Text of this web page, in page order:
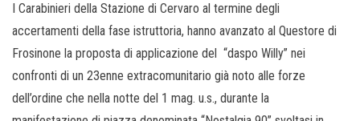
I Carabinieri della Stazione di Cervaro al termine degli
accertamenti della fase istruttoria, hanno avanzato al Questore di
Frosinone la proposta di applicazione del “daspo Willy” nei
confronti di un 23enne extracomunitario già noto alle forze
dell’ordine che nella notte del 1 mag. u.s., durante la